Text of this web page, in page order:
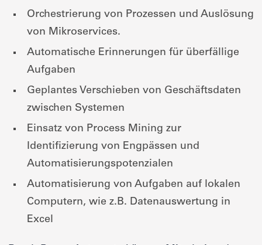
Orchestrierung von Prozessen und Auslösung
von Mikroservices.
Automatische Erinnerungen für überfällige
Aufgaben
Geplantes Verschieben von Geschäftsdaten
zwischen Systemen
Einsatz von Process Mining zur
Identifizierung von Engpässen und
Automatisierungspotenzialen
Automatisierung von Aufgaben auf lokalen
Computern, wie z.B. Datenauswertung in
Excel